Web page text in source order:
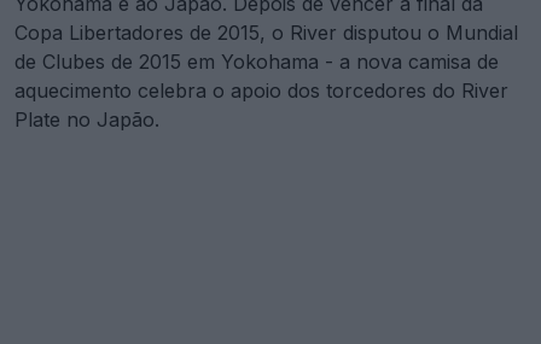
Copa Libertadores de 2015, o River disputou o Mundial
de Clubes de 2015 em Yokohama - a nova camisa de
aquecimento celebra o apoio dos torcedores do River
Plate no Japão.